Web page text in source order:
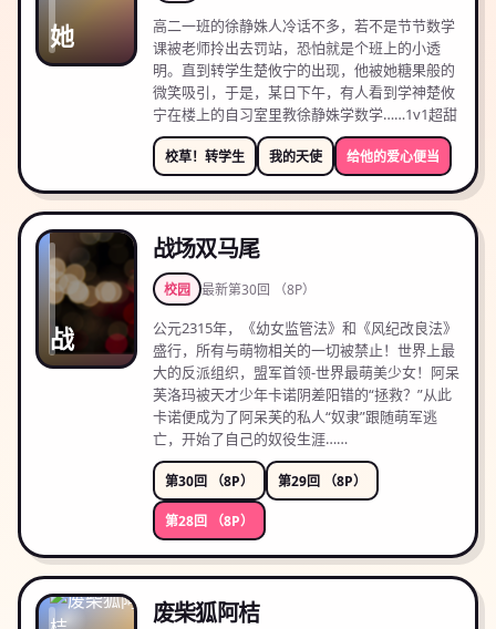
她
高二一班的徐静姝人冷话不多，若不是节节数学
课被老师拎出去罚站，恐怕就是个班上的小透
明。直到转学生楚攸宁的出现，他被她糖果般的
微笑吸引，于是，某日下午，有人看到学神楚攸
宁在楼上的自习室里教徐静姝学数学……1v1超甜
校草！转学生 我的天使 给他的爱心便当
战
战场双马尾
校园 最新第30回 （8P）
公元2315年，《幼女监管法》和《风纪改良法》
盛行，所有与萌物相关的一切被禁止！世界上最
大的反派组织，盟军首领-世界最萌美少女！阿呆
芙洛玛被天才少年卡诺阴差阳错的“拯救？”从此
卡诺便成为了阿呆芙的私人“奴隶”跟随萌军逃
亡，开始了自己的奴役生涯……
第30回 （8P） 第29回 （8P）
第28回 （8P）
废柴狐阿桔